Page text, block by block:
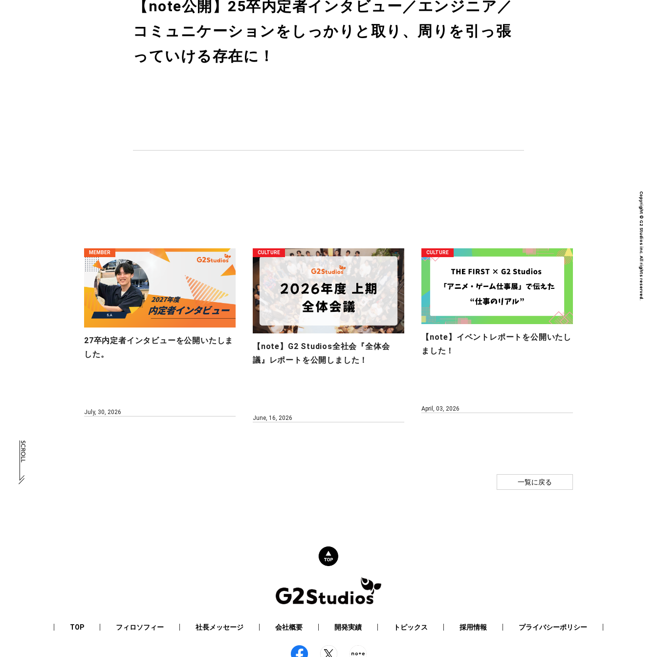
Copyright © G2 Studios inc. All rights reserved.
【note公開】25卒内定者インタビュー／エンジニア／
コミュニケーションをしっかりと取り、周りを引っ張
っていける存在に！
MEMBER
27卒内定者インタビューを公開いたしま
した。
July, 30, 2026
CULTURE
【note】G2 Studios全社会『全体会
議』レポートを公開しました！
June, 16, 2026
CULTURE
【note】イベントレポートを公開いたし
ました！
April, 03, 2026
一覧に戻る
TOP フィロソフィー 社長メッセージ 会社概要 開発実績 トピックス 採用情報 プライバシーポリシー